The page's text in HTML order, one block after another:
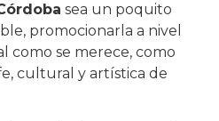
sea un poquito
promocionarla a nivel
como se merece, como
cultural y artística de